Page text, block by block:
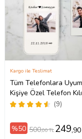
Tüm Telefonlara
Kişiye Özel Telefon
Tüm Modeller (9)
Kargo ile Teslimat
%50 500,00 TL 249